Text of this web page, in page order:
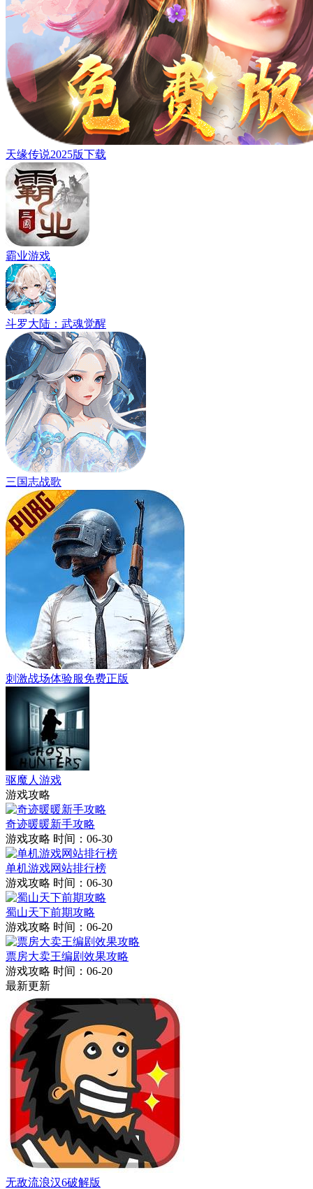
天缘传说2025版下载
霸业游戏
斗罗大陆：武魂觉醒
三国志战歌
刺激战场体验服免费正版
驱魔人游戏
游戏攻略
奇迹暖暖新手攻略
游戏攻略 时间：06-30
单机游戏网站排行榜
游戏攻略 时间：06-30
蜀山天下前期攻略
游戏攻略 时间：06-20
票房大卖王编剧效果攻略
游戏攻略 时间：06-20
最新更新
无敌流浪汉6破解版